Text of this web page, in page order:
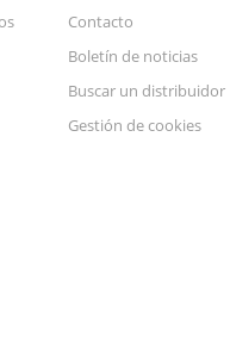
Contacto
Boletín de noticias
Buscar un distribuidor
Gestión de cookies